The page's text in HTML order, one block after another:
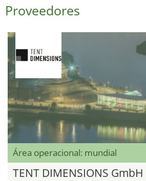
Proveedores
Área operacional: mundial
TENT DIMENSIONS GmbH